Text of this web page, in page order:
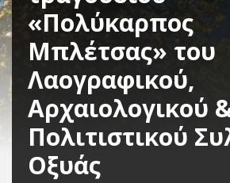
«Πολύκαρπος
Μπλέτσας» του
Λαογραφικού,
Αρχαιολογικού
Πολιτιστικού
Οξυάς